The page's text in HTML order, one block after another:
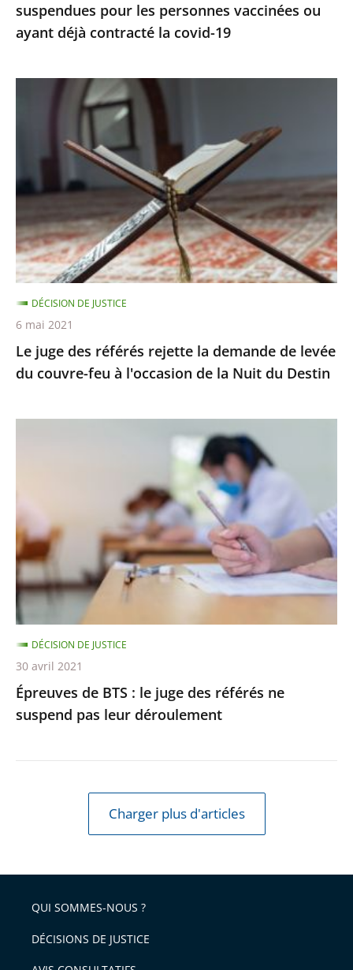
ayant
déjà
la
suspendues pour les personnes vaccinées ou
ayant déjà contracté la covid-19
référés
rejette
la
demande
de
levée
du
couvre-
feu
à
l'occasion
la
Le juge des référés rejette la demande de levée
du couvre-feu à l'occasion de la Nuit du Destin
DÉCISION DE JUSTICE
6 mai 2021
le
juge
des
référés
ne
suspend
pas
leur
déroulement
Épreuves de BTS : le juge des référés ne
suspend pas leur déroulement
DÉCISION DE JUSTICE
30 avril 2021
Charger plus d'articles
QUI SOMMES-NOUS ?
DÉCISIONS DE JUSTICE